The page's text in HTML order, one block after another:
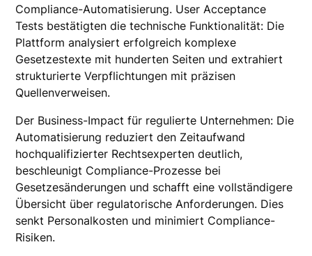
Compliance-Automatisierung. User Acceptance
Tests bestätigten die technische Funktionalität: Die
Plattform analysiert erfolgreich komplexe
Gesetzestexte mit hunderten Seiten und extrahiert
strukturierte Verpflichtungen mit präzisen
Quellenverweisen.
Der Business-Impact für regulierte Unternehmen: Die
Automatisierung reduziert den Zeitaufwand
hochqualifizierter Rechtsexperten deutlich,
beschleunigt Compliance-Prozesse bei
Gesetzesänderungen und schafft eine vollständigere
Übersicht über regulatorische Anforderungen. Dies
senkt Personalkosten und minimiert Compliance-
Risiken.